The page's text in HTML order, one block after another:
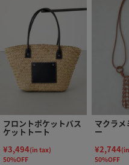
フロントポケットバス
ケットトート
¥3,494(in tax)
50%OFF
マクラメ
ー
¥2,744
50%OFF